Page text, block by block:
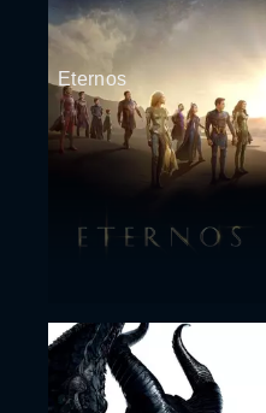
Eternos